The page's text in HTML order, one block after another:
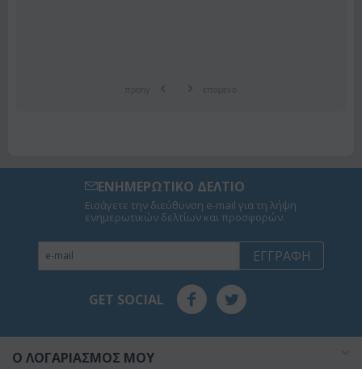
ΕΝΗΜΕΡΩΤΙΚΟ ΔΕΛΤΙΟ
Εισάγετε την διεύθυνση e-mail για τη λήψη
ενημερωτικών δελτίων και προσφορών.
ΕΓΓΡΑΦΉ
GET SOCIAL
O ΛΟΓΑΡΙΑΣΜΌΣ ΜΟΥ